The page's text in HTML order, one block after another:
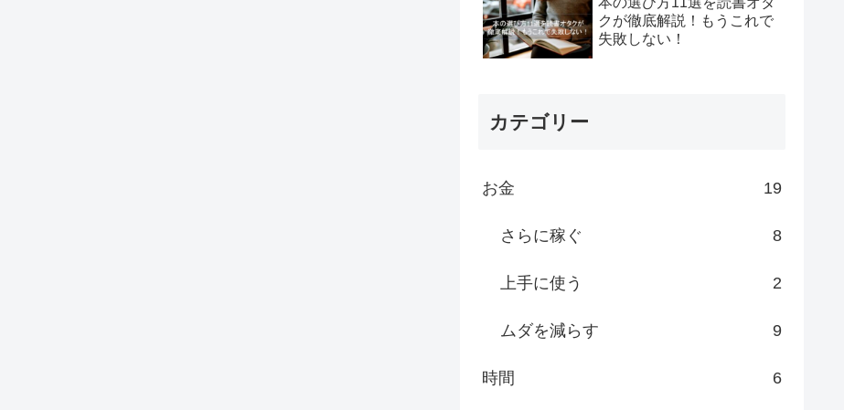
クが徹底解説！もうこれで
失敗しない！
カテゴリー
お金 19
さらに稼ぐ 8
上手に使う 2
ムダを減らす 9
時間 6